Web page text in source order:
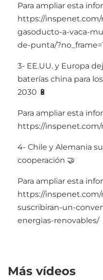
Para ampliar esta
https://
gasoducto-a-vaca-
de-punta/
3- EE.UU. y Europa
baterías china para
2030 🔋
Para ampliar esta
https://inspenet.com/
4- Chile y Alemania
cooperación 🤝
Para ampliar esta
https://
suscribiran-un-
energias-renovables/
Más vídeos